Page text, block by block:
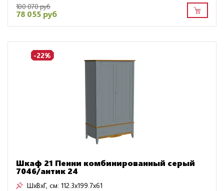
100 070 руб
78 055 руб
-22%
Шкаф 21 Пенни комбинированный серый
7046/антик 24
ШxВxГ, см: 112.3x199.7x61